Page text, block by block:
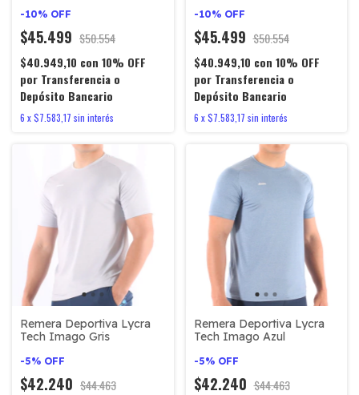
-10% OFF
$45.499 $50.554
$40.949,10 con 10% OFF
por Transferencia o
Depósito Bancario
6 x$7.583,17 sin interés
-10% OFF
$45.499 $50.554
$40.949,10 con 10% OFF
por Transferencia o
Depósito Bancario
6 x$7.583,17 sin interés
Remera Deportiva Lycra
Tech Imago Gris
-5% OFF
$42.240 $44.463
Remera Deportiva Lycra
Tech Imago Azul
-5% OFF
$42.240 $44.463